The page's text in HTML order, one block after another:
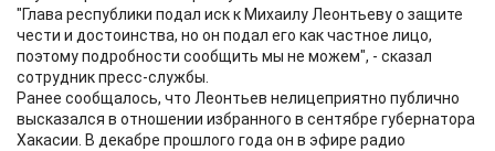
"Глава республики подал иск к Михаилу Леонтьеву о защите
чести и достоинства, но он подал его как частное лицо,
поэтому подробности сообщить мы не можем", - сказал
сотрудник пресс-службы.
Ранее сообщалось, что Леонтьев нелицеприятно публично
высказался в отношении избранного в сентябре губернатора
Хакасии. В декабре прошлого года он в эфире радио